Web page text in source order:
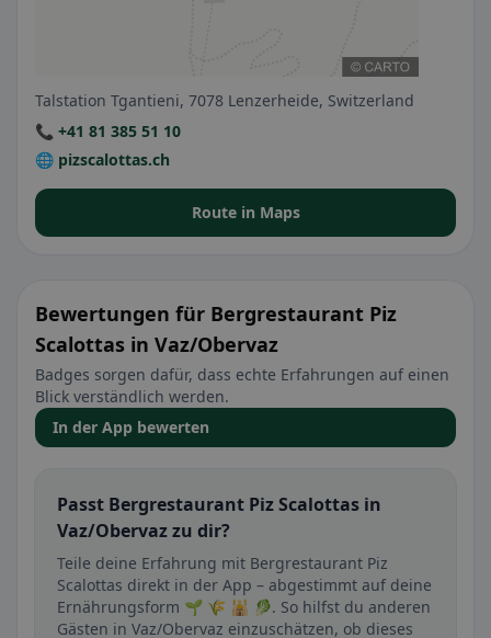
Talstation Tgantieni, 7078 Lenzerheide, Switzerland
📞 +41 81 385 51 10
🌐 pizscalottas.ch
Route in Maps
Bewertungen für Bergrestaurant Piz
Scalottas in Vaz/Obervaz
Badges sorgen dafür, dass echte Erfahrungen auf einen
Blick verständlich werden.
In der App bewerten
Passt Bergrestaurant Piz Scalottas in
Vaz/Obervaz zu dir?
Teile deine Erfahrung mit Bergrestaurant Piz
Scalottas direkt in der App – abgestimmt auf deine
Ernährungsform 🌱 🌾 🕌 🥬. So hilfst du anderen
Gästen in Vaz/Obervaz einzuschätzen, ob dieses